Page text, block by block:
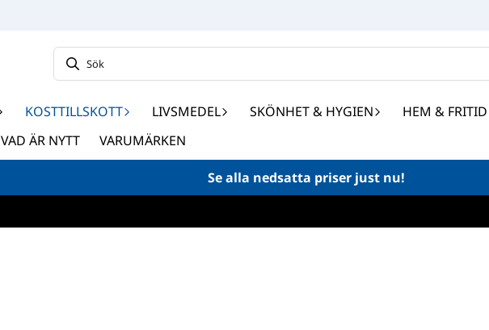
KOSTTILLSKOTT LIVSMEDEL SKÖNHET & HYGIEN
HEM & FRITID
VAD ÄR NYTT VARUMÄRKEN
Se alla nedsatta priser just nu!